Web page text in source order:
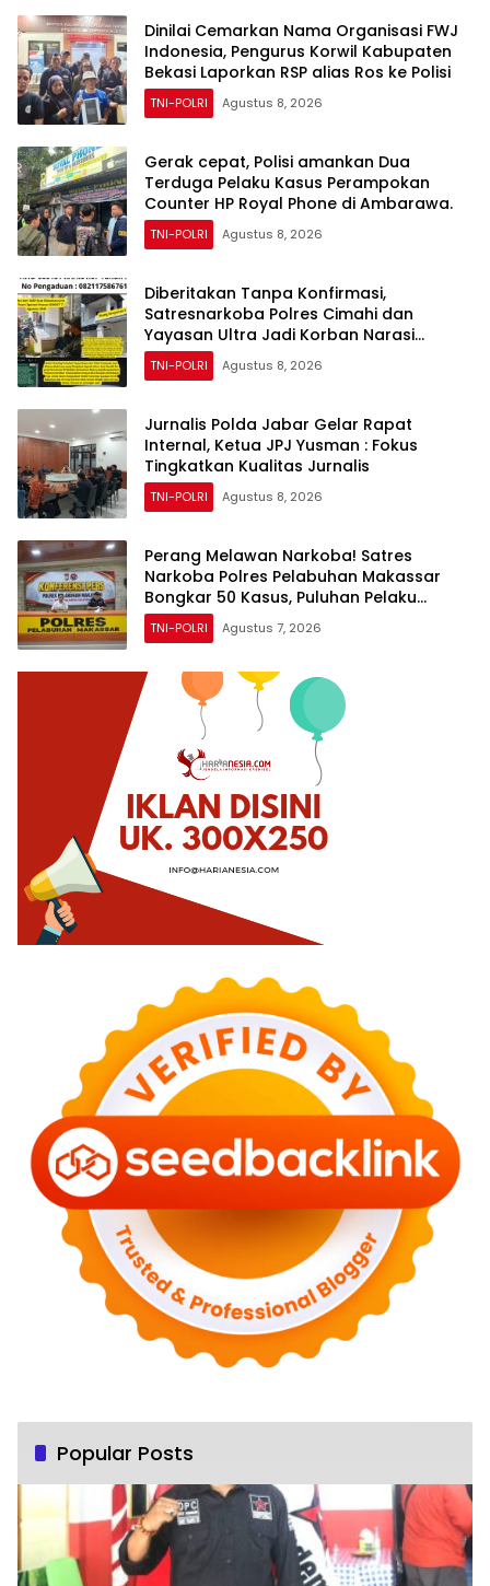
Dinilai Cemarkan Nama Organisasi FWJ
Indonesia, Pengurus Korwil Kabupaten
Bekasi Laporkan RSP alias Ros ke Polisi
TNI-POLRI Agustus 8, 2026
Gerak cepat, Polisi amankan Dua
Terduga Pelaku Kasus Perampokan
Counter HP Royal Phone di Ambarawa.
TNI-POLRI Agustus 8, 2026
Diberitakan Tanpa Konfirmasi,
Satresnarkoba Polres Cimahi dan
Yayasan Ultra Jadi Korban Narasi
Sepihak
TNI-POLRI Agustus 8, 2026
Jurnalis Polda Jabar Gelar Rapat
Internal, Ketua JPJ Yusman : Fokus
Tingkatkan Kualitas Jurnalis
TNI-POLRI Agustus 8, 2026
Perang Melawan Narkoba! Satres
Narkoba Polres Pelabuhan Makassar
Bongkar 50 Kasus, Puluhan Pelaku
Ditangkap
TNI-POLRI Agustus 7, 2026
Popular Posts